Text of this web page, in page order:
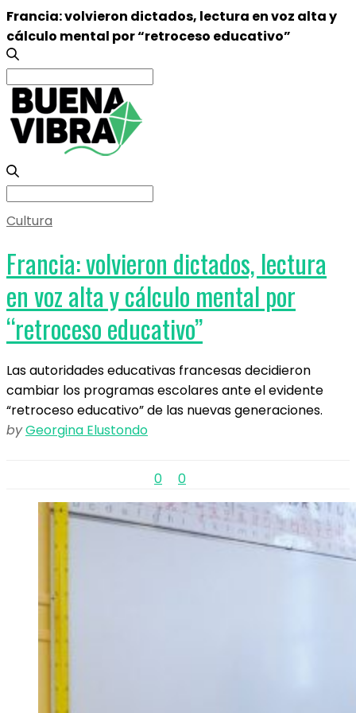
Francia: volvieron dictados, lectura en voz alta y
cálculo mental por “retroceso educativo”
Search
for:
Search
Cultura
Francia: volvieron dictados, lectura
en voz alta y cálculo mental por
“retroceso educativo”
Las autoridades educativas francesas decidieron
cambiar los programas escolares ante el evidente
“retroceso educativo” de las nuevas generaciones.
byGeorgina Elustondo
0 0